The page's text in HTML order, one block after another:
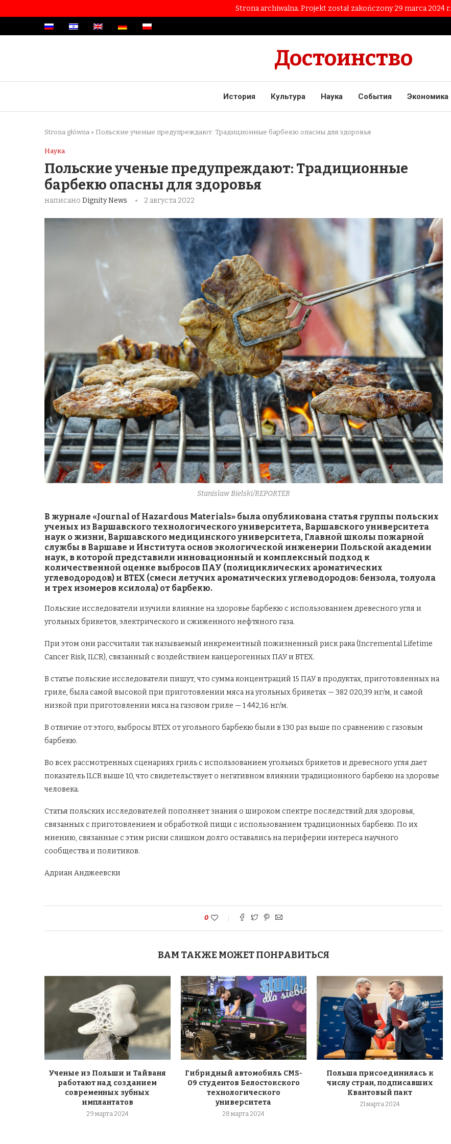
Strona archiwalna. Projekt został zakończony 29 marca 2024 r.
Достоинство
История Культура Наука События Экономика
Strona główna » Польские ученые предупреждают: Традиционные барбекю опасны для здоровья
Наука
Польские ученые предупреждают: Традиционные
барбекю опасны для здоровья
написано Dignity News 2 августа 2022
Stanislaw Bielski/REPORTER
В журнале «Journal of Hazardous Materials» была опубликована статья группы польских
ученых из Варшавского технологического университета, Варшавского университета
наук о жизни, Варшавского медицинского университета, Главной школы пожарной
службы в Варшаве и Института основ экологической инженерии Польской академии
наук, в которой представили инновационный и комплексный подход к
количественной оценке выбросов ПАУ (полициклических ароматических
углеводородов) и BTEX (смеси летучих ароматических углеводородов: бензола, толуола
и трех изомеров ксилола) от барбекю.
Польские исследователи изучили влияние на здоровье барбекю с использованием древесного угля и
угольных брикетов, электрического и сжиженного нефтяного газа.
При этом они рассчитали так называемый инкрементный пожизненный риск рака (Incremental Lifetime
Cancer Risk, ILCR), связанный с воздействием канцерогенных ПАУ и BTEX.
В статье польские исследователи пишут, что сумма концентраций 15 ПАУ в продуктах, приготовленных на
гриле, была самой высокой при приготовлении мяса на угольных брикетах — 382 020,39 нг/м, и самой
низкой при приготовлении мяса на газовом гриле — 1 442,16 нг/м.
В отличие от этого, выбросы BTEX от угольного барбекю были в 130 раз выше по сравнению с газовым
барбекю.
Во всех рассмотренных сценариях гриль с использованием угольных брикетов и древесного угля дает
показатель ILCR выше 10, что свидетельствует о негативном влиянии традиционного барбекю на здоровье
человека.
Статья польских исследователей пополняет знания о широком спектре последствий для здоровья,
связанных с приготовлением и обработкой пищи с использованием традиционных барбекю. По их
мнению, связанные с этим риски слишком долго оставались на периферии интереса научного
сообщества и политиков.
Адриан Анджеевски
0
ВАМ ТАКЖЕ МОЖЕТ ПОНРАВИТЬСЯ
Ученые из Польши и Тайваня
работают над созданием
современных зубных
имплантатов
29 марта 2024
Гибридный автомобиль CMS-
09 студентов Белостокского
технологического
университета
28 марта 2024
Польша присоединилась к
числу стран, подписавших
Квантовый пакт
21 марта 2024